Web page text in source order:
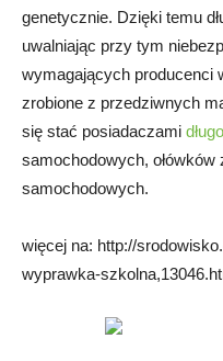
genetycznie. Dzięki temu
uwalniając przy tym
wymagających producenci
zrobione z przedziwnych
się stać posiadaczami
samochodowych,
samochodowych.
więcej na: http://
wyprawka-